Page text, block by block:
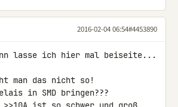
2016-02-04 06:54#4453890
lasse ich hier mal beiseite...
man das nicht so!
in SMD bringen???